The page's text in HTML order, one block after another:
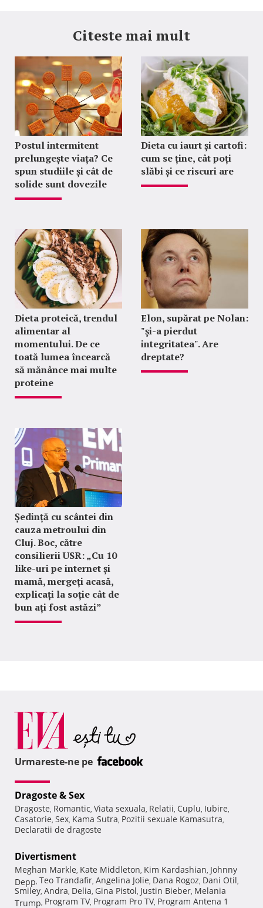
Citeste mai mult
Postul intermitent
prelungește viața? Ce
spun studiile și cât de
solide sunt dovezile
Dieta cu iaurt și cartofi:
cum se ține, cât poți
slăbi și ce riscuri are
Dieta proteică, trendul
alimentar al
momentului. De ce
toată lumea încearcă
să mănânce mai multe
proteine
Elon, supărat pe Nolan:
"şi-a pierdut
integritatea". Are
dreptate?
Ședință cu scântei din
cauza metroului din
Cluj. Boc, către
consilierii USR: „Cu 10
like-uri pe internet și
mamă, mergeți acasă,
explicați la soție cât de
bun ați fost astăzi”
Urmareste-ne pe
Dragoste & Sex
Dragoste, Romantic, Viata sexuala, Relatii, Cuplu, Iubire,
Casatorie, Sex, Kama Sutra, Pozitii sexuale Kamasutra,
Declaratii de dragoste
Divertisment
Meghan Markle, Kate Middleton, Kim Kardashian, Johnny
Depp, Teo Trandafir, Angelina Jolie, Dana Rogoz, Dani Otil,
Smiley, Andra, Delia, Gina Pistol, Justin Bieber, Melania
Trump, Program TV, Program Pro TV, Program Antena 1